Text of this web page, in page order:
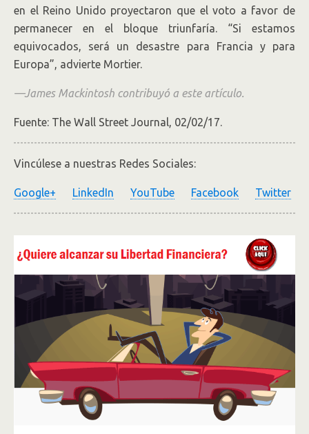
en el Reino Unido proyectaron que el voto a favor de
permanecer en el bloque triunfaría. “Si estamos
equivocados, será un desastre para Francia y para
Europa”, advierte Mortier.
—James Mackintosh contribuyó a este artículo.
Fuente: The Wall Street Journal, 02/02/17.
Vincúlese a nuestras Redes Sociales:
Google+ LinkedIn YouTube Facebook Twitter